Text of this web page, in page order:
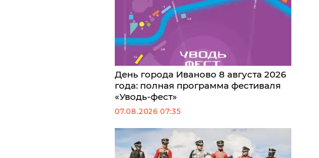
День города Иваново 8 августа 2026
года: полная программа фестиваля
«Уводь-фест»
07.08.2026 07:35